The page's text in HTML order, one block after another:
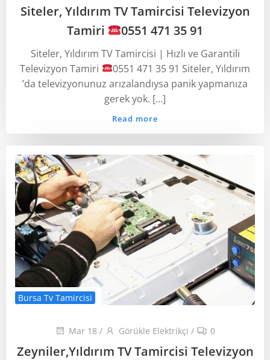
Siteler, Yıldırım TV Tamircisi Televizyon
Tamiri
0551 471 35 91
Siteler, Yıldırım TV Tamircisi | Hızlı ve Garantili
Televizyon Tamiri
0551 471 35 91 Siteler, Yıldırım
’da televizyonunuz arızalandıysa panik yapmanıza
gerek yok. […]
Read more
Bursa Tv Tamircisi
Mar 18 / Görükle Elektrikçi / 0
Zeyniler,Yıldırım TV Tamircisi Televizyon